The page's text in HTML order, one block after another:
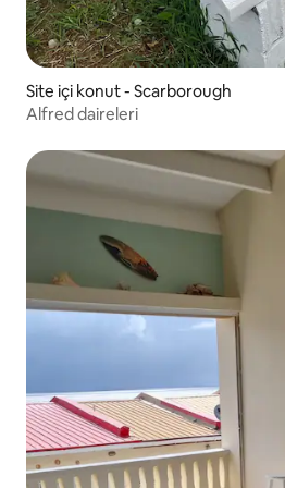
Site içi konut - Scarborough
Alfred daireleri